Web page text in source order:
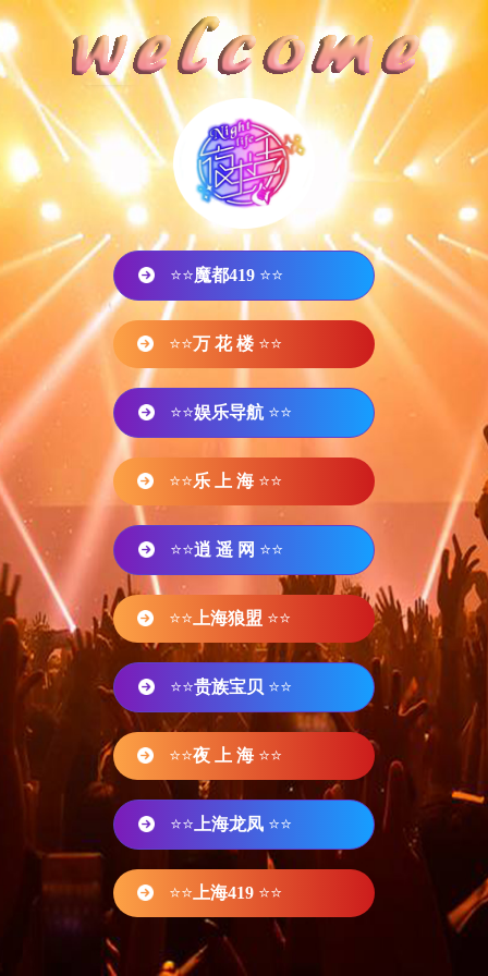
⭐⭐魔都419 ⭐⭐
⭐⭐万 花 楼 ⭐⭐
⭐⭐娱乐导航 ⭐⭐
⭐⭐乐 上 海 ⭐⭐
⭐⭐逍 遥 网 ⭐⭐
⭐⭐ 上海狼盟 ⭐⭐
⭐⭐贵族宝贝 ⭐⭐
⭐⭐夜 上 海 ⭐⭐
⭐⭐ 上海龙凤 ⭐⭐
⭐⭐ 上海419 ⭐⭐